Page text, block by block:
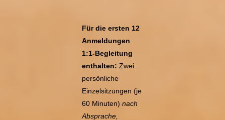
Für die ersten 12
Anmeldungen
1:1-Begleitung
enthalten: Zwei
persönliche
Einzelsitzungen (je
60 Minuten) nach
Absprache,